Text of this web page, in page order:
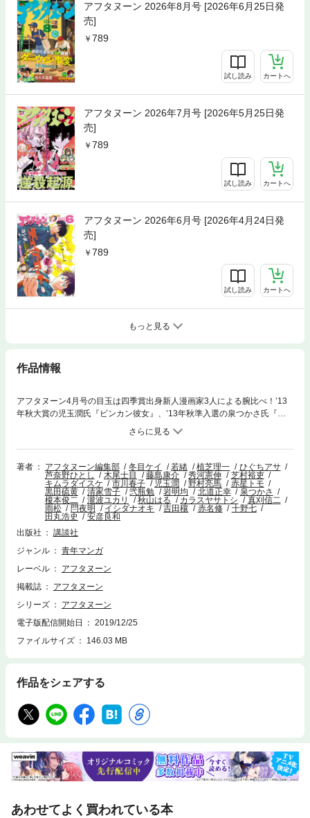
アフタヌーン 2026年8月号 [2026年6月25日発
売]
789
試し読み カートへ
アフタヌーン 2026年7月号 [2026年5月25日発
売]
789
試し読み カートへ
アフタヌーン 2026年6月号 [2026年4月24日発
売]
789
試し読み カートへ
もっと見る
作品情報
アフタヌーン4月号の目玉は四季賞出身新人漫画家3人による腕比べ！’13
年秋大賞の児玉潤氏『ビンカン彼女』、’13年秋準入選の泉つかさ氏『あ
たらしい戦争のはなし』（94Ｐの超ボリューム！）、そして皆様おなじみ
『遠い食卓』第5話目を掲載（イシダナオキ氏は’11年春四季賞）！表紙は
植芝理一氏『謎の彼女Ｘ』が飾り、隔月連載の岩明均氏『ヒストリエ』が
読める4月号。電子書籍でフルカラーになった『寄生獣』の情報ページも
ありますよ！＊電子配信版は通信環境によりダウンロードに時間がかかる
場合がございます。
著者 アフタヌーン編集部 冬目ケイ 若緒 植芝理一
ひぐちアサ
芦奈野ひとし
木尾士目 藤島康介 秀河憲伸
芝村裕吏
キムラダイスケ
市川春子 児玉潤 野村亮馬
赤星トモ
黒田硫黄
清家雪子 弐瓶勉 岩明均 北道正幸
泉つかさ
榎本俊二
瀧波ユカリ 秋山はる カラスヤサトシ
真刈信二
雨松
閂夜明 イシダナオキ 吉田穰 赤名修
十野七
田丸浩史
安彦良和
出版社
講談社
ジャンル
青年マンガ
レーベル
アフタヌーン
掲載誌
アフタヌーン
シリーズ
アフタヌーン
電子版配信開始日
2019/12/25
ファイルサイズ
146.03 MB
作品をシェアする
あわせてよく買われている本